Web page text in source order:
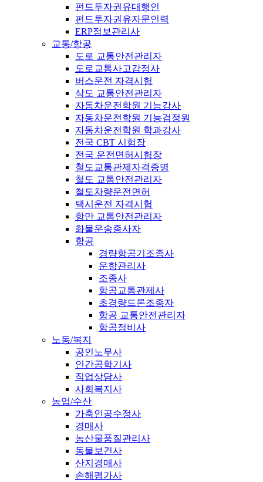
펀드투자권유대행인
펀드투자권유자문인력
ERP정보관리사
교통/항공
도로 교통안전관리자
도로교통사고감정사
버스운전 자격시험
삭도 교통안전관리자
자동차운전학원 기능강사
자동차운전학원 기능검정원
자동차운전학원 학과강사
전국 CBT 시험장
전국 운전면허시험장
철도교통관제자격증명
철도 교통안전관리자
철도차량운전면허
택시운전 자격시험
항만 교통안전관리자
화물운송종사자
항공
경량항공기조종사
운항관리사
조종사
항공교통관제사
초경량드론조종자
항공 교통안전관리자
항공정비사
노동/복지
공인노무사
인간공학기사
직업상담사
사회복지사
농업/수산
가축인공수정사
경매사
농산물품질관리사
동물보건사
산지경매사
손해평가사